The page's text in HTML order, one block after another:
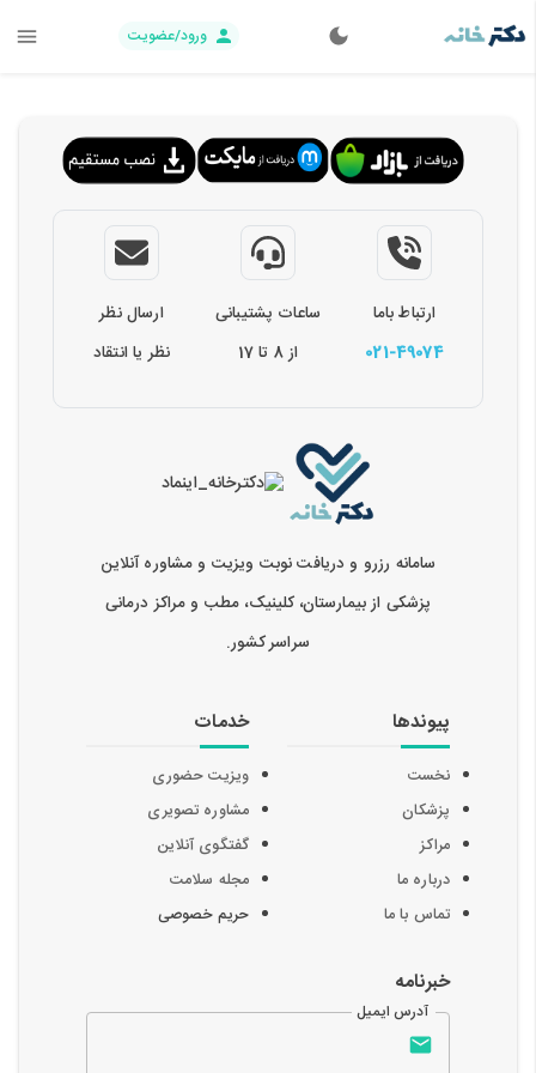
ورود/عضویت
ارتباط باما
021-49074
ساعات پشتیبانی
از 8 تا 17
ارسال نظر
نظر یا انتقاد
سامانه رزرو و دریافت نوبت ویزیت و مشاوره آنلاین
پزشکی از بیمارستان، کلینیک، مطب و مراکز درمانی
سراسر کشور.
پیوندها
نخست
پزشکان
مراکز
درباره ما
تماس با ما
خدمات
ویزیت حضوری
مشاوره تصویری
گفتگوی آنلاین
مجله سلامت
حریم خصوصی
خبرنامه
آدرس ایمیل